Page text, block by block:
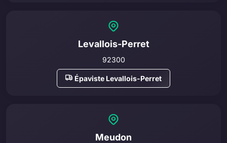
Levallois-Perret
92300
Épaviste Levallois-Perret
Meudon